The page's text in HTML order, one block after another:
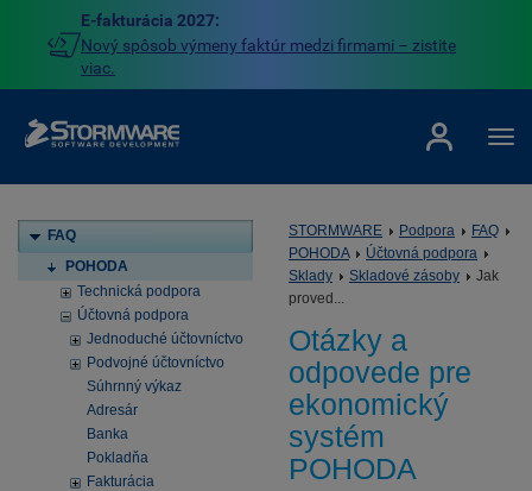
E-fakturácia 2027:
Nový spôsob výmeny faktúr medzi firmami – zistite
viac.
FAQ
POHODA
Technická podpora
Účtovná podpora
Jednoduché účtovníctvo
Podvojné účtovníctvo
Súhrnný výkaz
Adresár
Banka
Pokladňa
Fakturácia
STORMWARE Podpora
FAQ
POHODA
Účtovná podpora
Sklady
Skladové zásoby
Jak
proved...
Otázky a
odpovede pre
ekonomický
systém
POHODA